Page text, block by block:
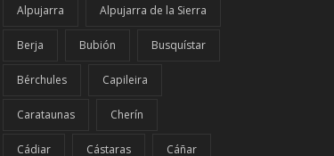
Alpujarra Alpujarra de la Sierra
Berja Bubión Busquístar
Bérchules Capileira
Carataunas Cherín
Cádiar Cástaras Cáñar